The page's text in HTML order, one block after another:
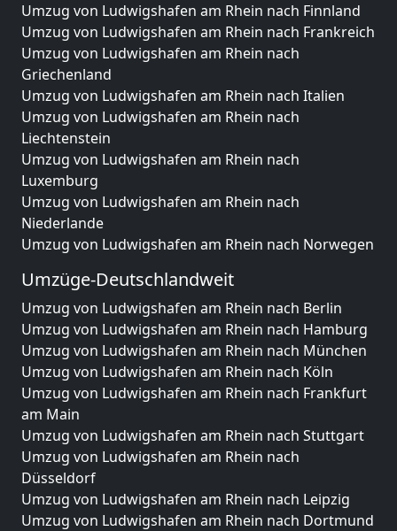
Umzug von Ludwigshafen am Rhein nach Finnland
Umzug von Ludwigshafen am Rhein nach Frankreich
Umzug von Ludwigshafen am Rhein nach
Griechenland
Umzug von Ludwigshafen am Rhein nach Italien
Umzug von Ludwigshafen am Rhein nach
Liechtenstein
Umzug von Ludwigshafen am Rhein nach
Luxemburg
Umzug von Ludwigshafen am Rhein nach
Niederlande
Umzug von Ludwigshafen am Rhein nach Norwegen
Umzüge-Deutschlandweit
Umzug von Ludwigshafen am Rhein nach Berlin
Umzug von Ludwigshafen am Rhein nach Hamburg
Umzug von Ludwigshafen am Rhein nach München
Umzug von Ludwigshafen am Rhein nach Köln
Umzug von Ludwigshafen am Rhein nach Frankfurt
am Main
Umzug von Ludwigshafen am Rhein nach Stuttgart
Umzug von Ludwigshafen am Rhein nach
Düsseldorf
Umzug von Ludwigshafen am Rhein nach Leipzig
Umzug von Ludwigshafen am Rhein nach Dortmund